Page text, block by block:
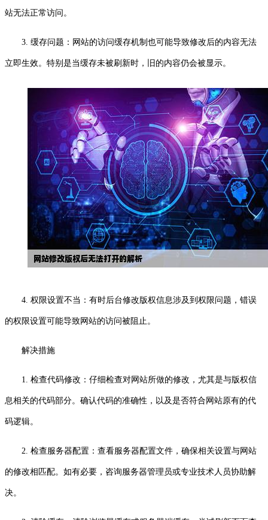
站无法正常访问。
3. 缓存问题：网站的访问缓存机制也可能导致修改后的内容无法
立即生效。特别是当缓存未被刷新时，旧的内容仍会被显示。
4. 权限设置不当：有时后台修改版权信息涉及到权限问题，错误
的权限设置可能导致网站的访问被阻止。
解决措施
1. 检查代码修改：仔细检查对网站所做的修改，尤其是与版权信
息相关的代码部分。确认代码的准确性，以及是否符合网站原有的代
码逻辑。
2. 检查服务器配置：查看服务器配置文件，确保相关设置与网站
的修改相匹配。如有必要，咨询服务器管理员或专业技术人员协助解
决。